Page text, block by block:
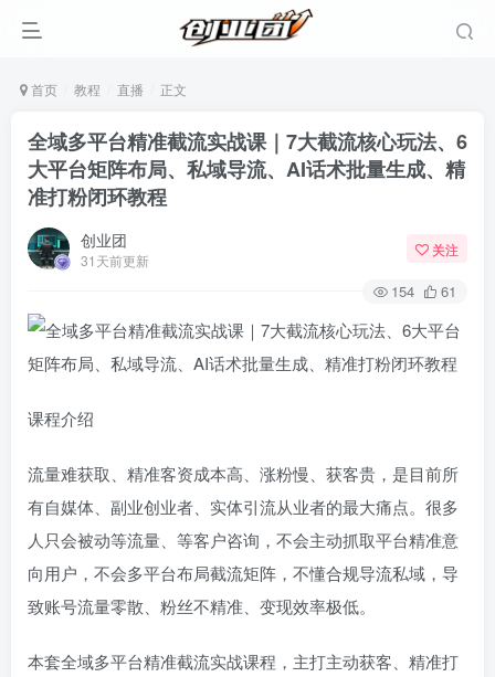
首页 教程 直播 正文
全域多平台精准截流实战课｜7大截流核心玩法、6
大平台矩阵布局、私域导流、AI话术批量生成、精
准打粉闭环教程
创业团
31天前更新
关注
154 61
课程介绍
流量难获取、精准客资成本高、涨粉慢、获客贵，是目前所
有自媒体、副业创业者、实体引流从业者的最大痛点。很多
人只会被动等流量、等客户咨询，不会主动抓取平台精准意
向用户，不会多平台布局截流矩阵，不懂合规导流私域，导
致账号流量零散、粉丝不精准、变现效率极低。
本套全域多平台精准截流实战课程，主打主动获客、精准打
登录
用户名或邮箱
记住登录 找回密码